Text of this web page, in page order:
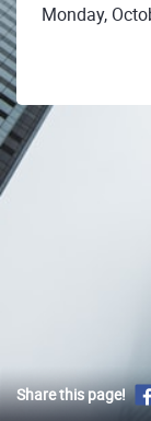
Monday,
Share this page!